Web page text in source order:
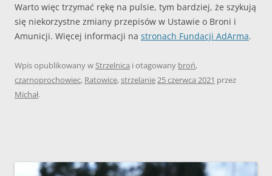
Warto więc trzymać rękę na pulsie, tym bardziej, że szykują
się niekorzystne zmiany przepisów w Ustawie o Broni i
Amunicji. Więcej informacji na stronach Fundacji AdArma.
Wpis opublikowany wStrzelnica i otagowany broń,
czarnoprochowiec, Ratowice,strzelanie25 czerwca 2021 przez
Michał.